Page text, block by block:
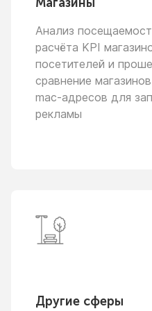
Анализ
расчёта KPI
посетителей и
сравнение
mac-адресов для
рекламы
Другие сферы